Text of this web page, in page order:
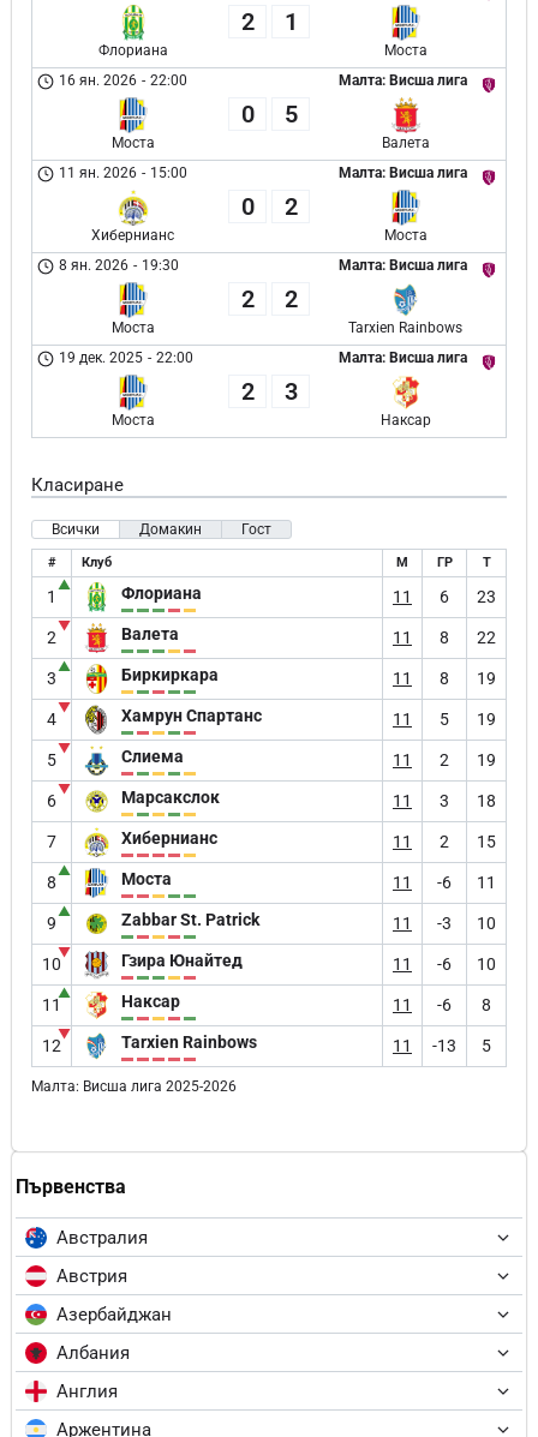
Първенства
Австралия
Австрия
Азербайджан
Албания
Англия
Аржентина
Флориана
2 1
Моста
Малта: Висша лига
16 ян. 2026 - 22:00
Моста
0 5
Валета
Малта: Висша лига
11 ян. 2026 - 15:00
Хибернианс
0 2
Моста
Малта: Висша лига
8 ян. 2026 - 19:30
Моста
2 2
Tarxien Rainbows
Малта: Висша лига
19 дек. 2025 - 22:00
Моста
2 3
Наксар
Класиране
Всички Домакин Гост
# Клуб М ГР Т
1
▲ Флориана 11 6 23
2
▼ Валета 11 8 22
3
▲ Биркиркара 11 8 19
4
▼ Хамрун Спартанс 11 5 19
5
▼ Слиема 11 2 19
6
▼ Марсакслок 11 3 18
7 Хибернианс 11 2 15
8
▲ Моста 11 -6 11
9
▲ Zabbar St. Patrick 11 -3 10
10
▼ Гзира Юнайтед 11 -6 10
11
▲ Наксар 11 -6 8
12
▼ Tarxien Rainbows 11 -13 5
Малта: Висша лига 2025-2026